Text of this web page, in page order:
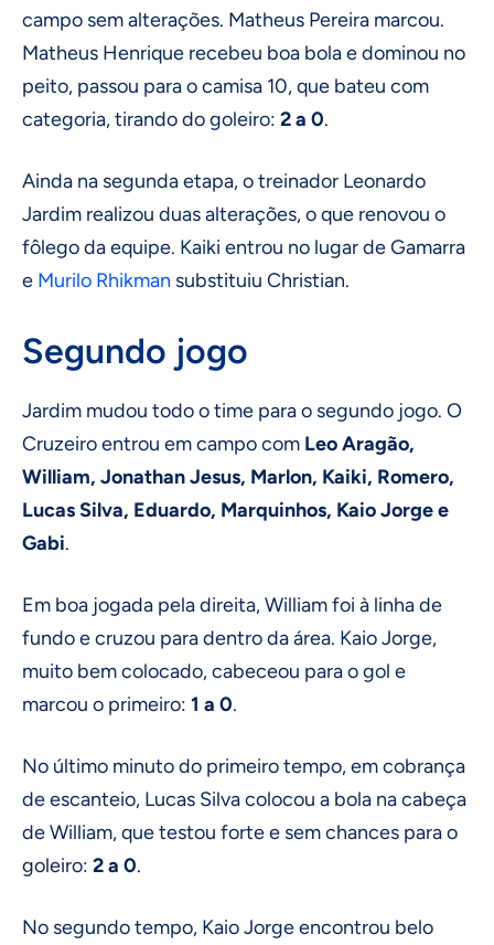
campo sem alterações. Matheus Pereira marcou.
Matheus Henrique recebeu boa bola e dominou no
peito, passou para o camisa 10, que bateu com
categoria, tirando do goleiro: 2 a 0.
Ainda na segunda etapa, o treinador Leonardo
Jardim realizou duas alterações, o que renovou o
fôlego da equipe. Kaiki entrou no lugar de Gamarra
e Murilo Rhikman substituiu Christian.
Segundo jogo
Jardim mudou todo o time para o segundo jogo. O
Cruzeiro entrou em campo com Leo Aragão,
William, Jonathan Jesus, Marlon, Kaiki, Romero,
Lucas Silva, Eduardo, Marquinhos, Kaio Jorge e
Gabi.
Em boa jogada pela direita, William foi à linha de
fundo e cruzou para dentro da área. Kaio Jorge,
muito bem colocado, cabeceou para o gol e
marcou o primeiro: 1 a 0.
No último minuto do primeiro tempo, em cobrança
de escanteio, Lucas Silva colocou a bola na cabeça
de William, que testou forte e sem chances para o
goleiro: 2 a 0.
No segundo tempo, Kaio Jorge encontrou belo